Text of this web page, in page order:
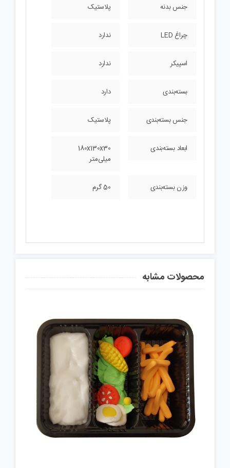
جنس بدنه پلاستیک
چراغ LED ندارد
اسپیکر ندارد
بسته‌بندی دارد
جنس بسته‌بندی پلاستیک
ابعاد بسته‌بندی
180x130x30
میلی‌متر
وزن بسته‌بندی 50 گرم
محصولات مشابه